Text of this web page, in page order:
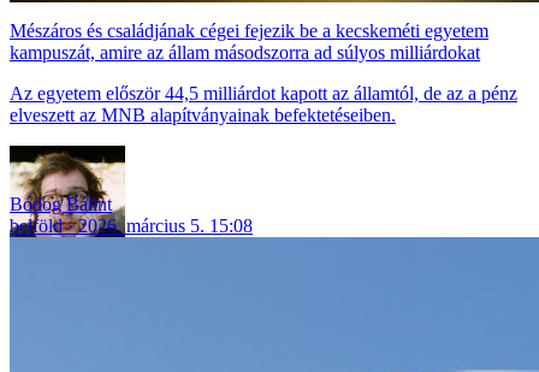
Mészáros és családjának cégei fejezik be a kecskeméti egyetem
kampuszát, amire az állam másodszorra ad súlyos milliárdokat
Az egyetem először 44,5 milliárdot kapott az államtól, de az a pénz
elveszett az MNB alapítványainak befektetéseiben.
Bódog Bálint
belföld
2026. március 5. 15:08